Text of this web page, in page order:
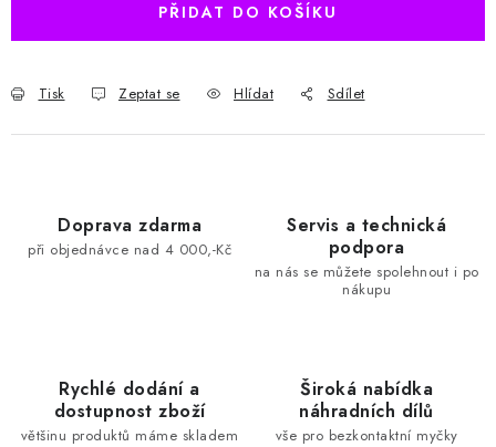
PŘIDAT DO KOŠÍKU
Tisk Zeptat se Hlídat Sdílet
Doprava zdarma
při objednávce nad 4 000,-Kč
Servis a technická
podpora
na nás se můžete spolehnout i po
nákupu
Rychlé dodání a
dostupnost zboží
většinu produktů máme skladem
Široká nabídka
náhradních dílů
vše pro bezkontaktní myčky